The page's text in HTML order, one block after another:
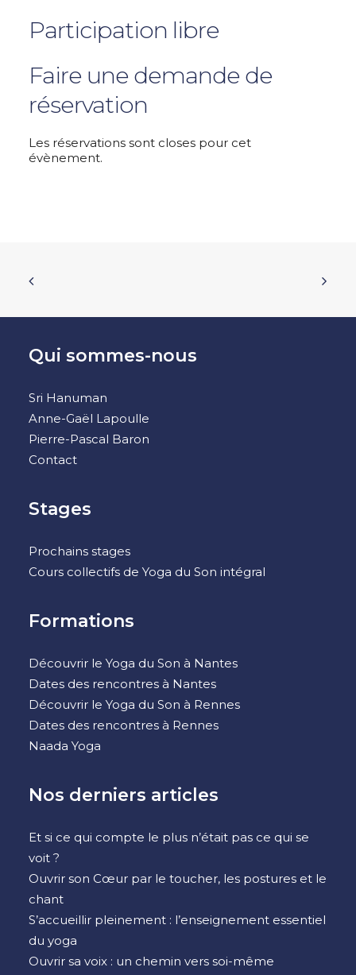
Participation libre
Faire une demande de
réservation
Les réservations sont closes pour cet
évènement.
Qui sommes-nous
Sri Hanuman
Anne-Gaël Lapoulle
Pierre-Pascal Baron
Contact
Stages
Prochains stages
Cours collectifs de Yoga du Son intégral
Formations
Découvrir le Yoga du Son à Nantes
Dates des rencontres à Nantes
Découvrir le Yoga du Son à Rennes
Dates des rencontres à Rennes
Naada Yoga
Nos derniers articles
Et si ce qui compte le plus n’était pas ce qui se
voit ?
Ouvrir son Cœur par le toucher, les postures et le
chant
S’accueillir pleinement : l’enseignement essentiel
du yoga
Ouvrir sa voix : un chemin vers soi-même